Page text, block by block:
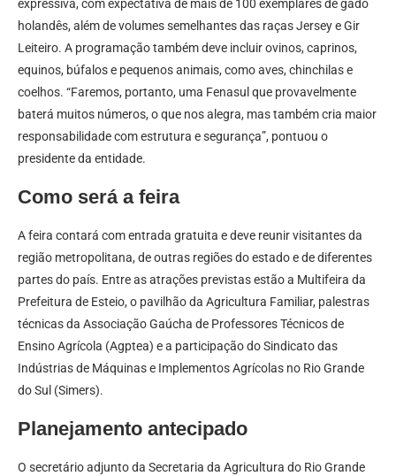
expressiva, com expectativa de mais de 100 exemplares de gado
holandês, além de volumes semelhantes das raças Jersey e Gir
Leiteiro. A programação também deve incluir ovinos, caprinos,
equinos, búfalos e pequenos animais, como aves, chinchilas e
coelhos. “Faremos, portanto, uma Fenasul que provavelmente
baterá muitos números, o que nos alegra, mas também cria maior
responsabilidade com estrutura e segurança”, pontuou o
presidente da entidade.
Como será a feira
A feira contará com entrada gratuita e deve reunir visitantes da
região metropolitana, de outras regiões do estado e de diferentes
partes do país. Entre as atrações previstas estão a Multifeira da
Prefeitura de Esteio, o pavilhão da Agricultura Familiar, palestras
técnicas da Associação Gaúcha de Professores Técnicos de
Ensino Agrícola (Agptea) e a participação do Sindicato das
Indústrias de Máquinas e Implementos Agrícolas no Rio Grande
do Sul (Simers).
Planejamento antecipado
O secretário adjunto da Secretaria da Agricultura do Rio Grande